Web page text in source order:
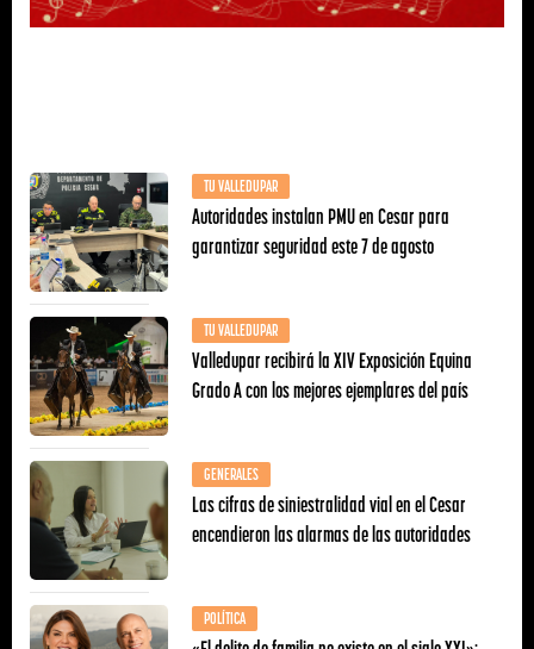
TU VALLEDUPAR
Autoridades instalan PMU en Cesar para
garantizar seguridad este 7 de agosto
TU VALLEDUPAR
Valledupar recibirá la XIV Exposición Equina
Grado A con los mejores ejemplares del país
GENERALES
Las cifras de siniestralidad vial en el Cesar
encendieron las alarmas de las autoridades
POLÍTICA